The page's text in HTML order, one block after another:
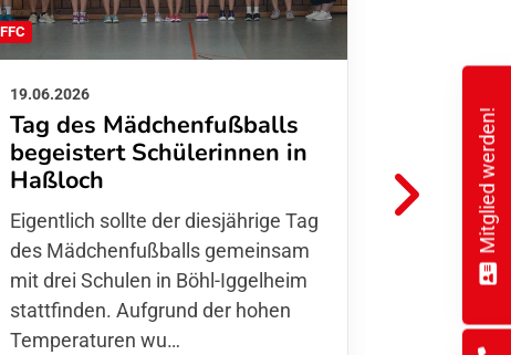
FFC
19.06.2026
Tag des Mädchenfußballs
begeistert Schülerinnen in
Haßloch
Eigentlich sollte der diesjährige Tag
des Mädchenfußballs gemeinsam
mit drei Schulen in Böhl-Iggelheim
stattfinden. Aufgrund der hohen
Temperaturen wu…
Danke
FFC
Hoffmann
Thomas
den
Finnla…
Mitglied werden!